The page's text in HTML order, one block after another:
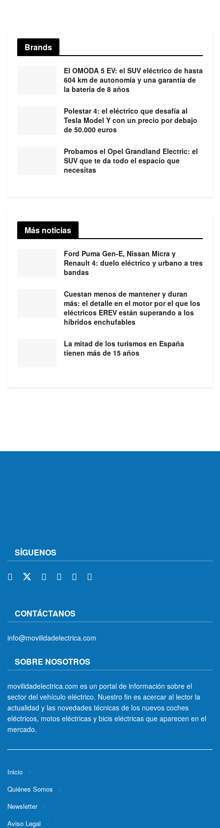
Brands
El OMODA 5 EV: el SUV eléctrico de hasta
604 km de autonomía y una garantía de
la batería de 8 años
Polestar 4: el eléctrico que desafía al
Tesla Model Y con un precio por debajo
de 50.000 euros
Probamos el Opel Grandland Electric: el
SUV que te da todo el espacio que
necesitas
Más noticias
Ford Puma Gen-E, Nissan Micra y
Renault 4: duelo eléctrico y urbano a tres
bandas
Cuestan menos de mantener y duran
más: el detalle en el motor por el que los
eléctricos EREV están superando a los
híbridos enchufables
La mitad de los turismos en España
tienen más de 15 años
SÍGUENOS
CONTÁCTANOS
info@movilidadelectrica.com
SOBRE NOSOTROS
movilidadelectrica.com es un portal de información sobre el
sector del vehículo eléctrico. Nuestro fin es acercar al lector la
actualidad y las novedades técnicas de los nuevos coches
eléctricos, motos eléctricas y bicis eléctricas que aparecen en el
mercado.
Inicio
Quiénes Somos
Newsletter
Aviso Legal